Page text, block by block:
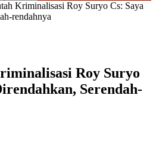
Kriminalisasi Roy Suryo Cs: Saya
rendahnya
Roy Suryo
Serendah-